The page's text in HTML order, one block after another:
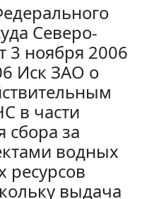
Северо-
3 ноября 2006
Иск ЗАО о
в части
сбора за
водных
ресурсов
выдача